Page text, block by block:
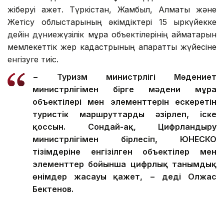
жіберуі қажет. Түркістан, Жамбыл, Алматы және
Жетісу облыстарының әкімдіктері 15 қыркүйекке
дейін дүниежүзілік мұра объектілерінің аймақтарын
мемлекеттік жер кадастрының ақпараттық жүйесіне
енгізуге тиіс.
− Туризм министрлігі Мәдениет
министрлігімен бірге мәдени мұра
объектілері мен элементтерін ескеретін
туристік маршруттарды әзірлеп, іске
қоссын. Сондай-ақ, Цифрландыру
министрлігімен бірлесіп, ЮНЕСКО
тізімдеріне енгізілген объектілер мен
элементтер бойынша цифрлық танымдық
өнімдер жасауы қажет, − деді Олжас
Бектенов.